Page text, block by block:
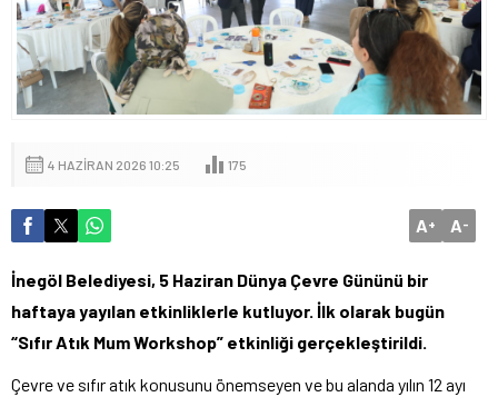
4 HAZIRAN 2026 10:25 175
A+ A-
İnegöl Belediyesi, 5 Haziran Dünya Çevre Gününü bir
haftaya yayılan etkinliklerle kutluyor. İlk olarak bugün
“Sıfır Atık Mum Workshop” etkinliği gerçekleştirildi.
Çevre ve sıfır atık konusunu önemseyen ve bu alanda yılın 12 ayı